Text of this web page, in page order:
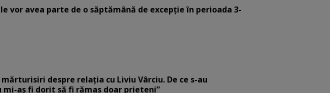
vor avea parte de o săptămână de excepție în perioada 3-
despre relația cu Liviu Vârciu. De ce s-au
mi-aș fi dorit să fi rămas doar prieteni”